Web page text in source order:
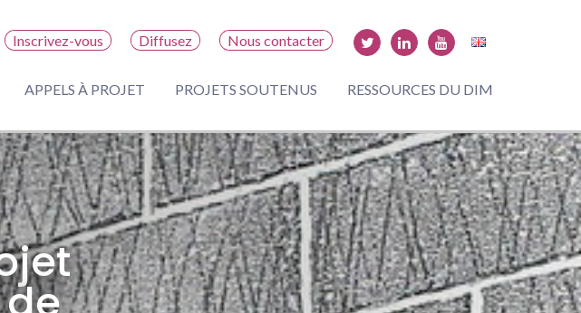
Inscrivez-vous Diffusez Nous contacter
APPELS À PROJET PROJETS SOUTENUS RESSOURCES DU DIM